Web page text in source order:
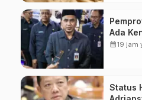
Ada
ASN di
calendar_month19 jam
Status